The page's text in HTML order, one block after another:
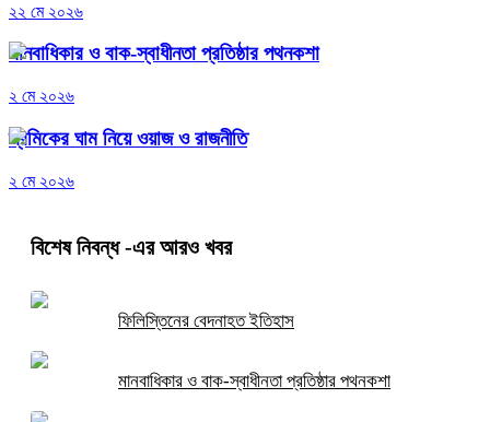
২২ মে ২০২৬
মানবাধিকার ও বাক-স্বাধীনতা প্রতিষ্ঠার পথনকশা
২ মে ২০২৬
শ্রমিকের ঘাম নিয়ে ওয়াজ ও রাজনীতি
২ মে ২০২৬
বিশেষ নিবন্ধ-এর আরও খবর
ফিলিস্তিনের বেদনাহত ইতিহাস
মানবাধিকার ও বাক-স্বাধীনতা প্রতিষ্ঠার পথনকশা